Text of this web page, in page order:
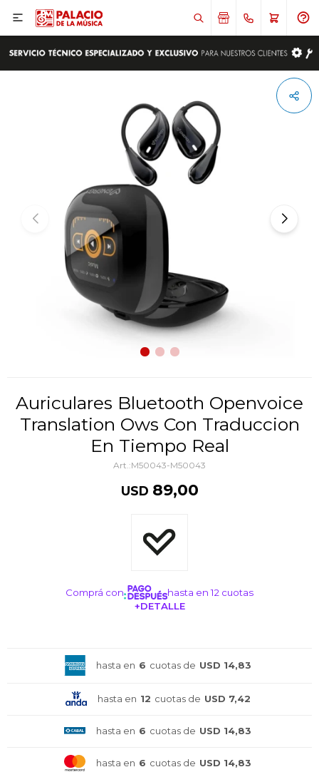

Auriculares Bluetooth Openvoice
Translation Ows Con Traduccion
En Tiempo Real
M50043-M50043
USD 89,00
Comprá con
hasta en 12 cuotas
+DETALLE
hasta en 6 cuotas de USD 14,83
hasta en 12 cuotas de USD 7,42
hasta en 6 cuotas de USD 14,83
hasta en 6 cuotas de USD 14,83